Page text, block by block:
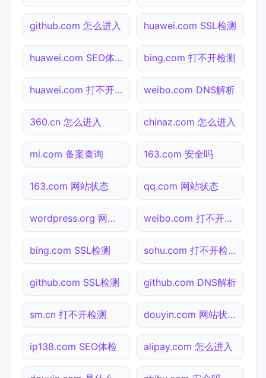
github.com 怎么进入 huawei.com SSL检测
huawei.com SEO体检 bing.com 打不开检测
huawei.com 打不开检测 weibo.com DNS解析
360.cn 怎么进入 chinaz.com 怎么进入
mi.com 备案查询 163.com 安全吗
163.com 网站状态 qq.com 网站状态
wordpress.org 网站状态 weibo.com 打不开检测
bing.com SSL检测 sohu.com 打不开检测
github.com SSL检测 github.com DNS解析
sm.cn 打不开检测 douyin.com 网站状态
ip138.com SEO体检 alipay.com 怎么进入